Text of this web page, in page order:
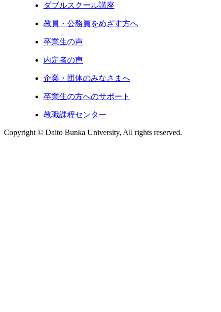
ダブルスクール講座
教員・公務員をめざす方へ
卒業生の声
内定者の声
企業・団体のみなさまへ
卒業生の方へのサポート
教職課程センター
Copyright © Daito Bunka University, All rights reserved.